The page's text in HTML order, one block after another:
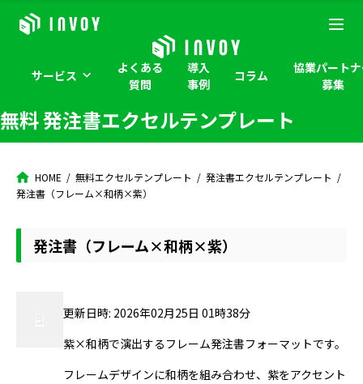
サービス
よくある
質問
導入
事例
コラム
協業パート
募集
無料 発注書エクセルテンプレート
HOME 無料エクセルテンプレート
発注書エクセルテンプレート
発注書（フレーム×和柄×紫）
発注書（フレーム×和柄×紫）
更新日時: 2026年02月25日 01時38分
紫×和柄で演出するフレーム発注書フォーマットです。
フレームデザインに和柄を組み合わせ、紫をアクセント